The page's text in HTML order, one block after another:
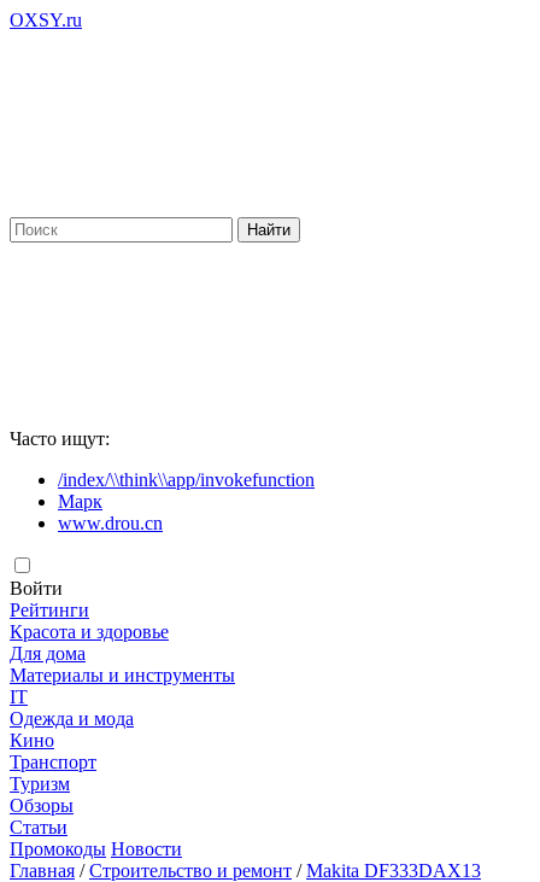
OXSY.ru
Часто ищут:
/index/\\think\\app/invokefunction
Марк
www.drou.cn
Войти
Рейтинги
Красота и здоровье
Для дома
Материалы и инструменты
IT
Одежда и мода
Кино
Транспорт
Туризм
Обзоры
Статьи
Промокоды Новости
Главная /Строительство и ремонт /Makita DF333DAX13